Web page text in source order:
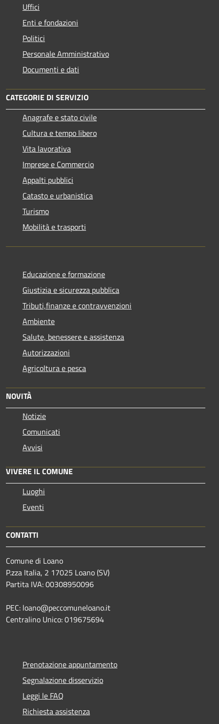
Uffici
Enti e fondazioni
Politici
Personale Amministrativo
Documenti e dati
CATEGORIE DI SERVIZIO
Anagrafe e stato civile
Cultura e tempo libero
Vita lavorativa
Imprese e Commercio
Appalti pubblici
Catasto e urbanistica
Turismo
Mobilità e trasporti
Educazione e formazione
Giustizia e sicurezza pubblica
Tributi,finanze e contravvenzioni
Ambiente
Salute, benessere e assistenza
Autorizzazioni
Agricoltura e pesca
NOVITÀ
Notizie
Comunicati
Avvisi
VIVERE IL COMUNE
Luoghi
Eventi
CONTATTI
Comune di Loano
P.zza Italia, 2 17025 Loano (SV)
Partita IVA: 00308950096
PEC: loano@peccomuneloano.it
Centralino Unico: 019675694
Prenotazione appuntamento
Segnalazione disservizio
Leggi le FAQ
Richiesta assistenza